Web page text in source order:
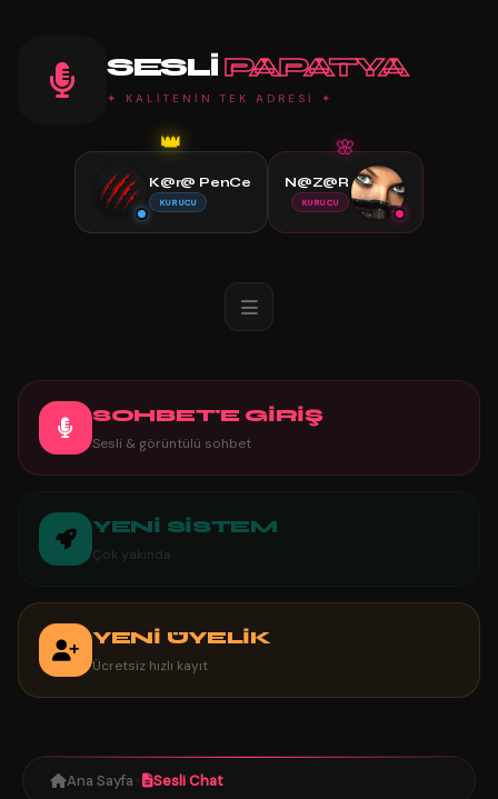
SESLI PAPATYA
✦ KALİTENİN TEK ADRESİ ✦
👑
K@r@ PenCe
KURUCU
🌸
N@Z@R
KURUCU
SOHBET'E GİRİŞ
Sesli & görüntülü sohbet
YENİ SİSTEM
Çok yakında
YENİ ÜYELİK
Ücretsiz hızlı kayıt
Ana Sayfa ✦ Sesli Chat